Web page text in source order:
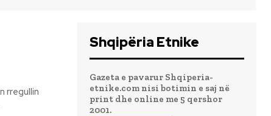
Shqipëria Etnike
Gazeta e pavarur Shqiperia-
etnike.com nisi botimin e saj në
print dhe online me 5 qershor
2001.